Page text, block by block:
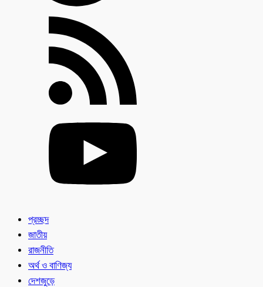
প্রচ্ছদ
জাতীয়
রাজনীতি
অর্থ ও বাণিজ্য
দেশজুড়ে